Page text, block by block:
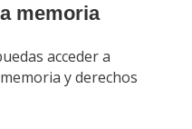
memoria
acceder a
y derechos